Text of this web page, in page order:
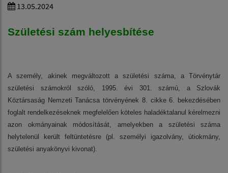
13.05.2024
Születési szám helyesbítése
A személy, akinek megváltozott a születési száma, a Törvénytár
születési számokról szóló, 1995. évi 301. számú, a Szlovák
Köztársaság Nemzeti Tanácsa törvényének 8. cikke 6. bekezdésében
foglalt rendelkezéseknek megfelelően köteles haladéktalanul kérelmezni
azon okmányainak módosítását, amelyekben a születési száma
helytelenül került feltüntetésre (pl. személyi igazolvány, útiokmány,
születési anyakönyvi kivonat).